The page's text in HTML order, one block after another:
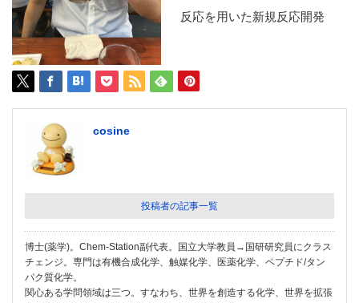
反応を用いた新規反応開発
cosine
投稿者の記事一覧
博士(薬学)。Chem-Station副代表。国立大学教員→国研研究員にクラス
チェンジ。専門は有機合成化学、触媒化学、医薬化学、ペプチド/タン
パク質化学。
関心ある学問領域は三つ。すなわち、世界を創造する化学、世界を拡張